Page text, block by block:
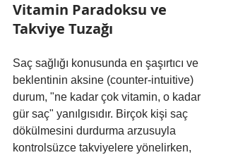
Vitamin Paradoksu ve
Takviye Tuzağı
Saç sağlığı konusunda en şaşırtıcı ve
beklentinin aksine (counter-intuitive)
durum, "ne kadar çok vitamin, o kadar
gür saç" yanılgısıdır. Birçok kişi saç
dökülmesini durdurma arzusuyla
kontrolsüzce takviyelere yönelirken,